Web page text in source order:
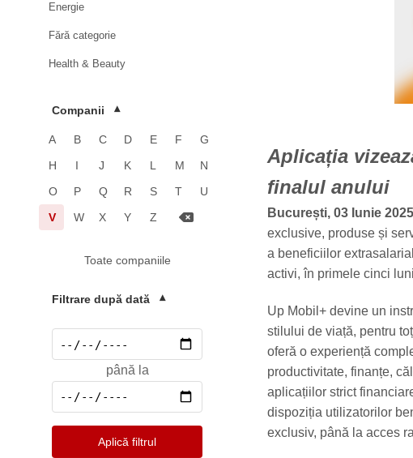
Energie
Fără categorie
Health & Beauty
Imobiliare
Media & Advertising
Mediu
Pharma & Sănătate
Social
Telecomunicatii
Companii ▾
A B C D E F
G
H
I J K L M
N
O
P Q R S T
U
V
W X Y Z
Toate companiile
Filtrare după dată ▾
până la
Aplică filtrul
Aplicația
finalul anului
București, 03 Iunie 2025
exclusive, produse și
a beneficiilor
activi, în primele cinci
Up Mobil+ devine un
stilului de viață, pentru
oferă o experiență
productivitate, finanțe,
aplicațiilor strict
dispoziția utilizatorilor
exclusiv, până la acces